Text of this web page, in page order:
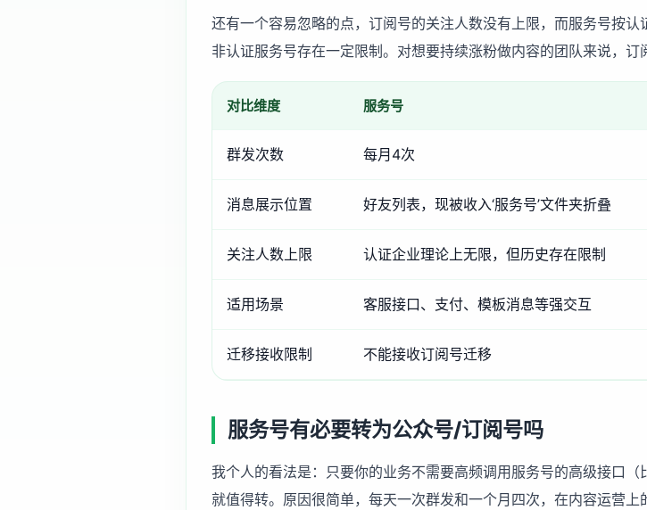
还有一个容易忽略的点，订阅号的关注人数没有上限，而服务号按
非认证服务号存在一定限制。对想要持续涨粉做内容的团队来说，订
对比维度 服务号
群发次数 每月4次
消息展示位置 好友列表，现被收入‘服务号’文件夹折叠
关注人数上限 认证企业理论上无限，但历史存在限制
适用场景 客服接口、支付、模板消息等强交互
迁移接收限制 不能接收订阅号迁移
服务号有必要转为公众号/订阅号吗
我个人的看法是：只要你的业务不需要高频调用服务号的高级接口
就值得转。原因很简单，每天一次群发和一个月四次，在内容运营